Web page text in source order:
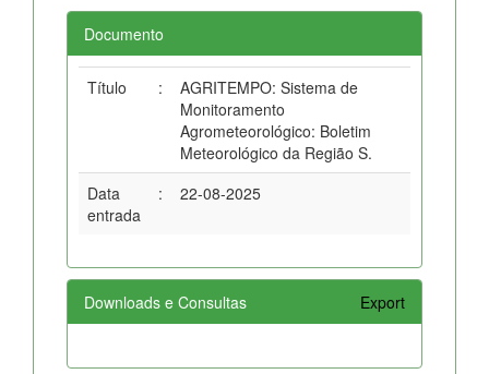
Documento
Título :
AGRITEMPO: Sistema de
Monitoramento
Agrometeorológico: Boletim
Meteorológico da Região S.
Data
entrada
: 22-08-2025
Downloads e Consultas Export